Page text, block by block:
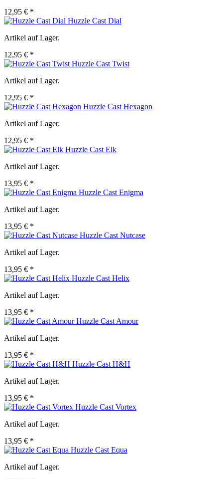
12,95 € *
Huzzle Cast Dial
Artikel auf Lager.
12,95 € *
Huzzle Cast Twist
Artikel auf Lager.
12,95 € *
Huzzle Cast Hexagon
Artikel auf Lager.
12,95 € *
Huzzle Cast Elk
Artikel auf Lager.
13,95 € *
Huzzle Cast Enigma
Artikel auf Lager.
13,95 € *
Huzzle Cast Nutcase
Artikel auf Lager.
13,95 € *
Huzzle Cast Helix
Artikel auf Lager.
13,95 € *
Huzzle Cast Amour
Artikel auf Lager.
13,95 € *
Huzzle Cast H&H
Artikel auf Lager.
13,95 € *
Huzzle Cast Vortex
Artikel auf Lager.
13,95 € *
Huzzle Cast Equa
Artikel auf Lager.